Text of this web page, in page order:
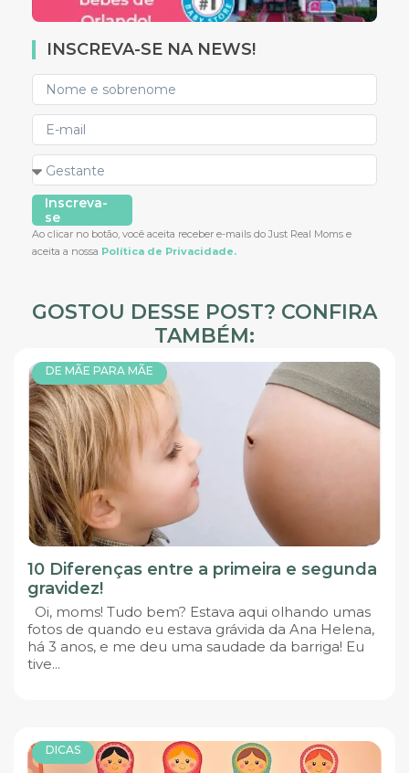
INSCREVA-SE NA NEWS!
Inscreva-
se
Ao clicar no botão, você aceita receber e-mails do Just Real Moms e
aceita a nossa Política de Privacidade.
GOSTOU DESSE POST? CONFIRA
TAMBÉM:
DE MÃE PARA MÃE
10 Diferenças entre a primeira e segunda
gravidez!
Oi, moms! Tudo bem? Estava aqui olhando umas
fotos de quando eu estava grávida da Ana Helena,
há 3 anos, e me deu uma saudade da barriga! Eu
tive...
DICAS